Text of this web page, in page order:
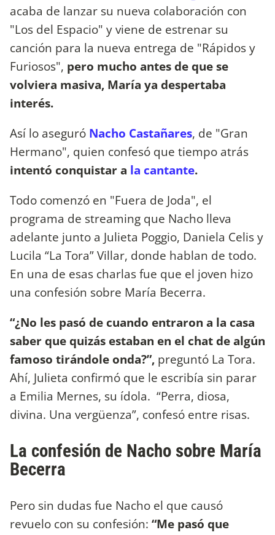
acaba de lanzar su nueva colaboración con
"Los del Espacio" y viene de estrenar su
canción para la nueva entrega de "Rápidos y
Furiosos", pero mucho antes de que se
volviera masiva, María ya despertaba
interés.
Así lo aseguró Nacho Castañares, de "Gran
Hermano", quien confesó que tiempo atrás
intentó conquistar a la cantante.
Todo comenzó en "Fuera de Joda", el
programa de streaming que Nacho lleva
adelante junto a Julieta Poggio, Daniela Celis y
Lucila “La Tora” Villar, donde hablan de todo.
En una de esas charlas fue que el joven hizo
una confesión sobre María Becerra.
“¿No les pasó de cuando entraron a la casa
saber que quizás estaban en el chat de algún
famoso tirándole onda?”, preguntó La Tora.
Ahí, Julieta confirmó que le escribía sin parar
a Emilia Mernes, su ídola. “Perra, diosa,
divina. Una vergüenza”, confesó entre risas.
La confesión de Nacho sobre María
Becerra
Pero sin dudas fue Nacho el que causó
revuelo con su confesión: “Me pasó que